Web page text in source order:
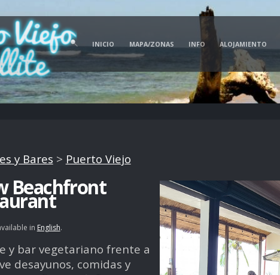
INICIO MAPA/ZONAS INFO ALOJAMIENTO
y Bares > Puerto Viejo
Beachfront
in English.
y bar vegetariano frente a
desayunos, comidas y